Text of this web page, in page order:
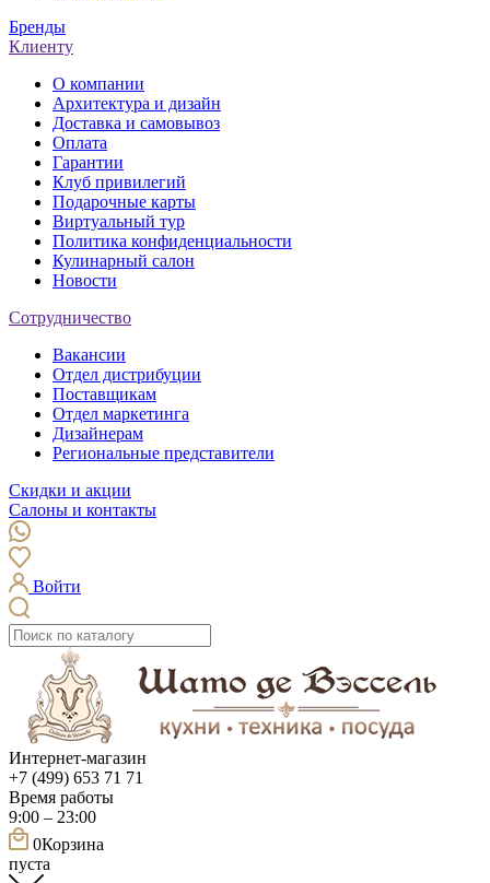
Бренды
Клиенту
О компании
Архитектура и дизайн
Доставка и самовывоз
Оплата
Гарантии
Клуб привилегий
Подарочные карты
Виртуальный тур
Политика конфиденциальности
Кулинарный салон
Новости
Сотрудничество
Вакансии
Отдел дистрибуции
Поставщикам
Отдел маркетинга
Дизайнерам
Региональные представители
Скидки и акции
Салоны и контакты
Войти
Интернет-магазин
+7 (499) 653 71 71
Время работы
9:00 – 23:00
0Корзина
пуста